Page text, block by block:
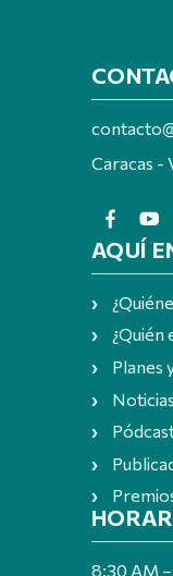
Caracas -
AQUÍ
¿Quién
Planes
8:30 AM